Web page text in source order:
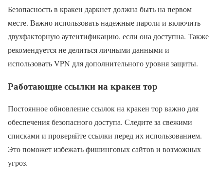
Безопасность в кракен даркнет должна быть на первом
месте. Важно использовать надежные пароли и включить
двухфакторную аутентификацию, если она доступна. Также
рекомендуется не делиться личными данными и
использовать VPN для дополнительного уровня защиты.
Работающие ссылки на кракен тор
Постоянное обновление ссылок на кракен тор важно для
обеспечения безопасного доступа. Следите за свежими
списками и проверяйте ссылки перед их использованием.
Это поможет избежать фишинговых сайтов и возможных
угроз.